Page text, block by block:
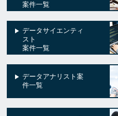
案件一覧
データサイエンティ
スト
案件一覧
データアナリスト案
件一覧